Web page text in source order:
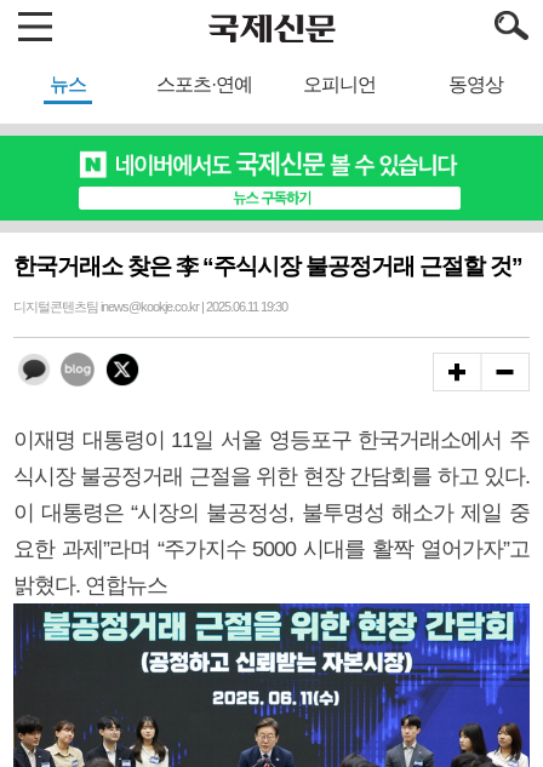
뉴스 스포츠·연예 오피니언 동영상
한국거래소 찾은 李 “주식시장 불공정거래 근절할 것”
디지털콘텐츠팀 inews@kookje.co.kr | 2025.06.11 19:30
이재명 대통령이 11일 서울 영등포구 한국거래소에서 주
식시장 불공정거래 근절을 위한 현장 간담회를 하고 있다.
이 대통령은 “시장의 불공정성, 불투명성 해소가 제일 중
요한 과제”라며 “주가지수 5000 시대를 활짝 열어가자”고
밝혔다. 연합뉴스